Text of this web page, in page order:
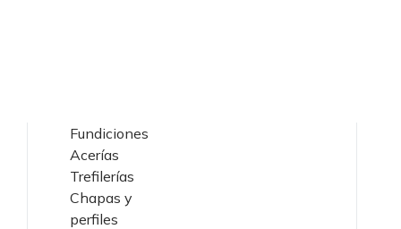
Fundiciones
Acerías
Trefilerías
Chapas y
perfiles